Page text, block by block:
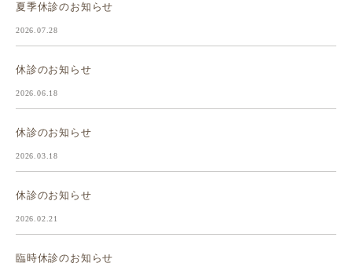
夏季休診のお知らせ
2026.07.28
休診のお知らせ
2026.06.18
休診のお知らせ
2026.03.18
休診のお知らせ
2026.02.21
臨時休診のお知らせ